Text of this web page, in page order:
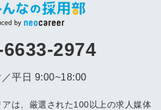
6633-2974
平日 9:00~18:00
は、厳選された100以上の求人媒体